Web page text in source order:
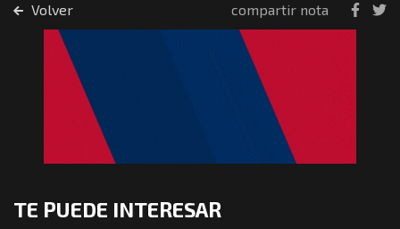
Volver compartir nota
TE PUEDE INTERESAR